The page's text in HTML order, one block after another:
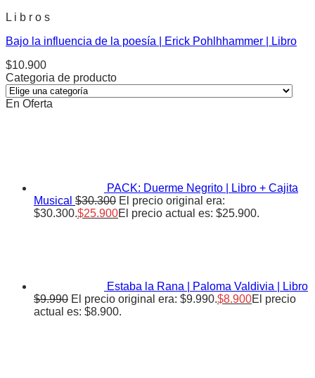
L i b r o s
Bajo la influencia de la poesía | Erick Pohlhhammer | Libro
$10.900
Categoria de producto
En Oferta
PACK: Duerme Negrito | Libro + Cajita
Musical $30.300 El precio original era:
$30.300.$25.900El precio actual es: $25.900.
Estaba la Rana | Paloma Valdivia | Libro
$9.990 El precio original era: $9.990.$8.900El precio
actual es: $8.900.